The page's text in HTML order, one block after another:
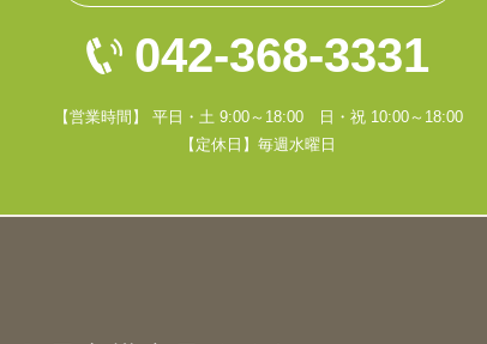
042-368-3331
【営業時間】 平日・土 9:00～18:00 日・祝 10:00～18:00
【定休日】毎週水曜日